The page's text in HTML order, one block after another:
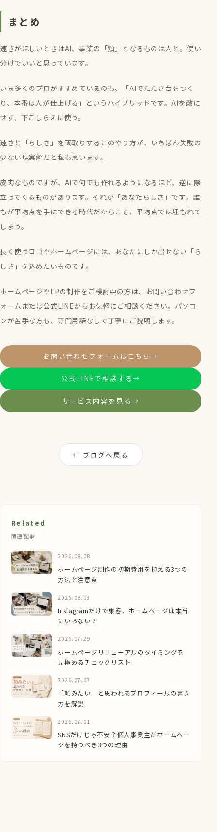
まとめ
速さがほしいときはAI、事業の「顔」となるものは人と。使い
分けでいいと思っています。
いま多くのプロがすすめているのも、「AIでたたき台をつく
り、本番は人が仕上げる」というハイブリッドです。AIを敵に
せず、下ごしらえに使う。
速さと「らしさ」を両取りするこのやり方が、いちばん失敗の
少ない現実解だと私も思います。
皮肉なものですが、AIで何でも作れるようになるほど、逆に際
立ってくるものがあります。それが「あなたらしさ」です。誰
もが平均点を手にできる時代だからこそ、平均点では埋もれて
しまう。
長く使うロゴやホームページには、あなたにしか出せない「ら
しさ」を込めたいものです。
ホームページやLPの制作をご検討中の方は、お問い合わせフ
ォームまたは公式LINEからお気軽にご相談ください。パソコ
ンが苦手な方も、専門用語なしで丁寧にご説明します。
お問い合わせフォームはこちら→
公式LINEで相談する→
サービス内容を見る →
← ブログへ戻る
Related
関連記事
2026.08.08
ホームページ制作の初期費用を抑える3つの
方法と注意点
2026.08.03
Instagramだけで集客、ホームページは本当
にいらない？
2026.07.29
ホームページリニューアルのタイミングを
見極めるチェックリスト
2026.07.07
「頼みたい」と思われるプロフィールの書き
方を解説
2026.07.01
SNSだけじゃ不安？個人事業主がホームペー
ジを持つべき3つの理由